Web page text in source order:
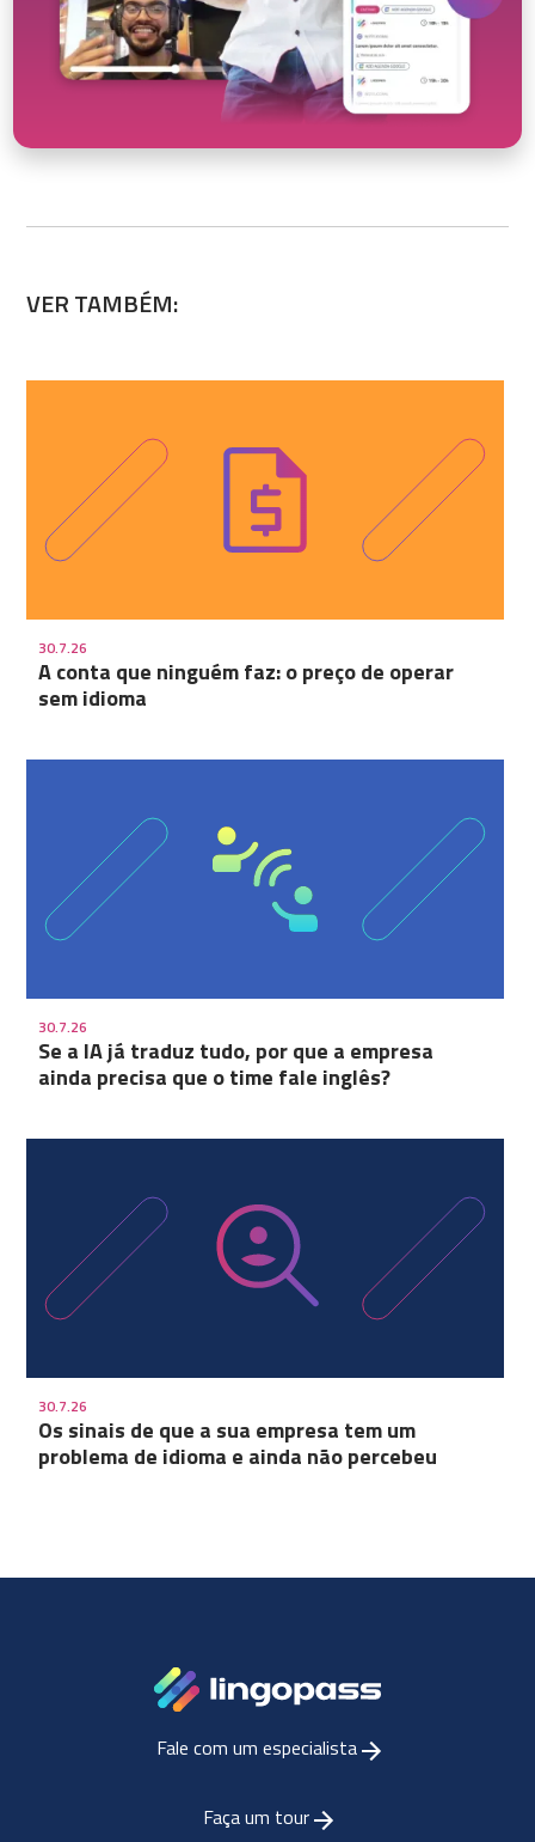
VER TAMBÉM:
30.7.26
A conta que ninguém faz: o preço de operar
sem idioma
30.7.26
Se a IA já traduz tudo, por que a empresa
ainda precisa que o time fale inglês?
30.7.26
Os sinais de que a sua empresa tem um
problema de idioma e ainda não percebeu
Fale com um especialista
Faça um tour